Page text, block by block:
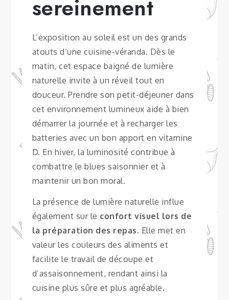
sereinement
L’exposition au soleil est un des grands
atouts d’une cuisine-véranda. Dès le
matin, cet espace baigné de lumière
naturelle invite à un réveil tout en
douceur. Prendre son petit-déjeuner dans
cet environnement lumineux aide à bien
démarrer la journée et à recharger les
batteries avec un bon apport en vitamine
D. En hiver, la luminosité contribue à
combattre le blues saisonnier et à
maintenir un bon moral.
La présence de lumière naturelle influe
également sur le confort visuel lors de
la préparation des repas. Elle met en
valeur les couleurs des aliments et
facilite le travail de découpe et
d’assaisonnement, rendant ainsi la
cuisine plus sûre et plus agréable.